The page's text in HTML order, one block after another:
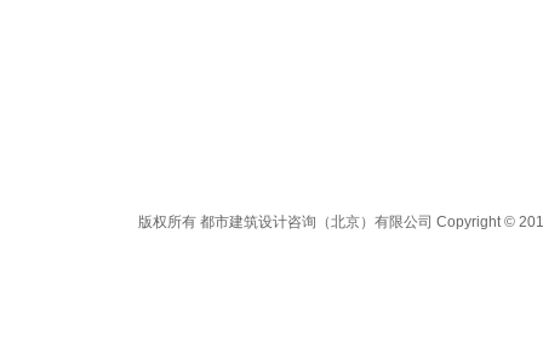
版权所有 都市建筑设计咨询（北京）有限公司 Copyright ©